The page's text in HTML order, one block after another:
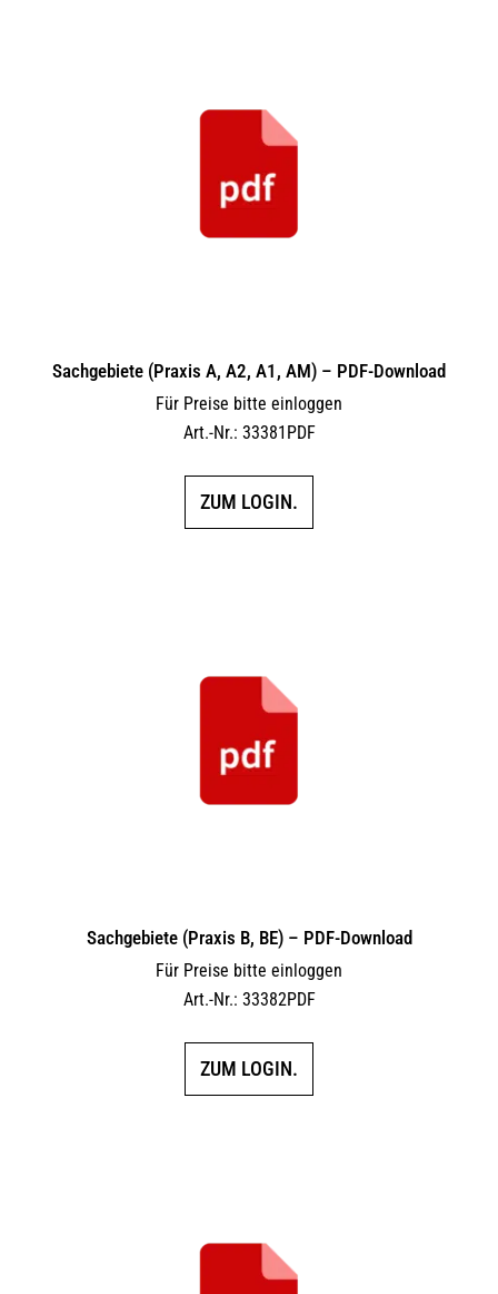
Sachgebiete (Praxis A, A2, A1, AM) – PDF-Download
Für Preise bitte einloggen
Art.-Nr.: 33381PDF
ZUM LOGIN.
Sachgebiete (Praxis B, BE) – PDF-Download
Für Preise bitte einloggen
Art.-Nr.: 33382PDF
ZUM LOGIN.